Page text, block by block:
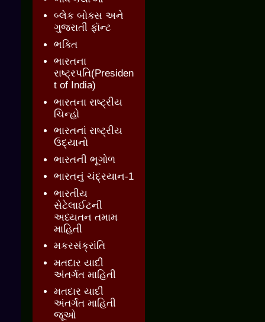
બ્લેક બોક્સ અને
ગુજરાતી ફૉન્ટ
ભક્તિ
ભારતના
રાષ્ટ્રપતિ(Presiden
t of India)
ભારતના રાષ્ટ્રીય
ચિન્હો
ભારતનાં રાષ્ટ્રીય
ઉદ્યાનો
ભારતની ભૂગોળ
ભારતનું ચંદ્રયાન-1
ભારતીય
સેટેલાઈટની
અધ્યતન તમામ
માહિતી
મકરસંક્રાંતિ
મતદાર યાદી
અંતર્ગત માહિતી
મતદાર યાદી
અંતર્ગત માહિતી
જૂઓ